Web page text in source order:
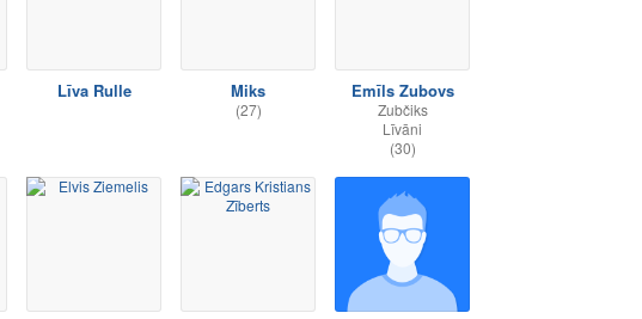
Līva Rulle Miks
(27)
Emīls Zubovs
Zubčiks
Līvāni
(30)